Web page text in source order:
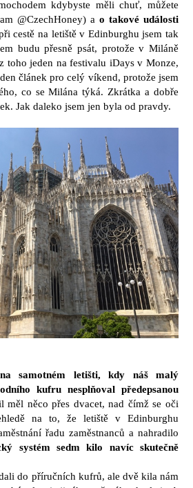
kdybyste měli chuť, můžete
@CzechHoney) a o takové události
cestě na letiště v Edinburghu jsem tak
budu přesně psát, protože v Miláně
toho jeden na festivalu iDays v Monze,
článek pro celý víkend, protože jsem
co se Milána týká. Zkrátka a dobře
Jak daleko jsem jen byla od pravdy.
samotném letišti, kdy náš malý
kufru nesplňoval předepsanou
měl něco přes dvacet, nad čímž se oči
na to, že letiště v Edinburghu
řadu zaměstnanců a nahradilo
systém sedm kilo navíc skutečně
do příručních kufrů, ale dvě kila nám